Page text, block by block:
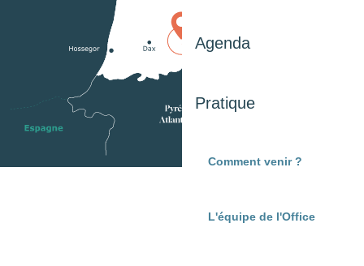
Agenda
Pratique
Comment venir ?
L'équipe de l'Office